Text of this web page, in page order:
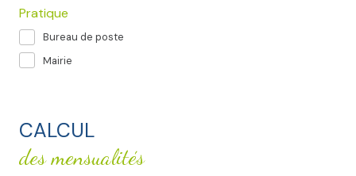
Pratique
Bureau de poste
Mairie
CALCUL
des mensualités